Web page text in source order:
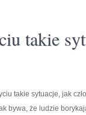
takie
takie sytuacje, jak
bywa, że ludzie